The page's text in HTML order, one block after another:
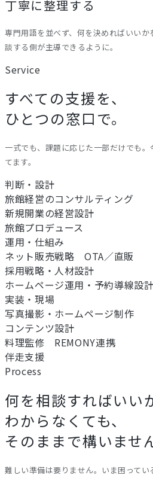
丁寧に整理する
専門用語を並べず、何を決めればいい
談する側が主導できるように。
Service
すべての支援を、
ひとつの窓口で。
一式でも、課題に応じた一部だけでも
てます。
判断・設計
旅館経営のコンサルティング
新規開業の経営設計
旅館プロデュース
運用・仕組み
ネット販売戦略 OTA／直販
採用戦略・人材設計
ホームページ運用・予約導線設計
実装・現場
写真撮影・ホームページ制作
コンテンツ設計
料理監修 REMONY連携
伴走支援
Process
何を相談すればいい
わからなくても、
そのままで構いませ
難しい準備は要りません。いま困って